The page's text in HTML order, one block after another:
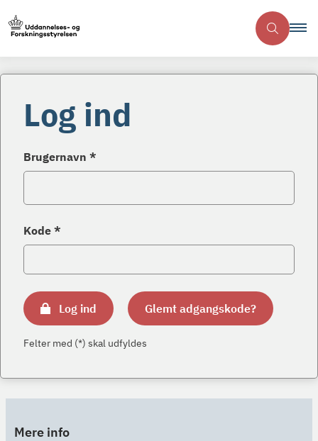
Log ind
Brugernavn *
Kode *
Log ind Glemt adgangskode?
Felter med (*) skal udfyldes
Mere info